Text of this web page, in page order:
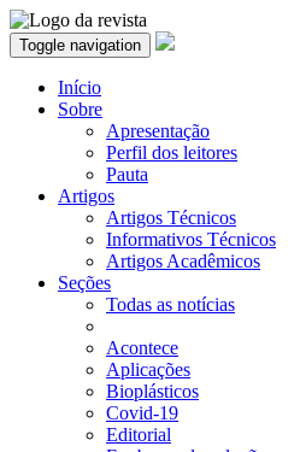
Toggle navigation
Início
Sobre
Apresentação
Perfil dos leitores
Pauta
Artigos
Artigos Técnicos
Informativos Técnicos
Artigos Acadêmicos
Seções
Todas as notícias
Acontece
Aplicações
Bioplásticos
Covid-19
Editorial